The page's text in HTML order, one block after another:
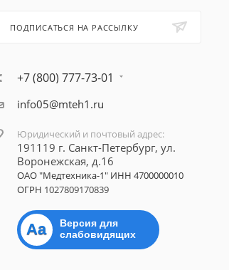
ПОДПИСАТЬСЯ НА РАССЫЛКУ
+7 (800) 777-73-01
info05@mteh1.ru
Юридический и почтовый адрес:
191119 г. Санкт-Петербург, ул.
Воронежская, д.16
ОАО "Медтехника-1" ИНН 4700000010
ОГРН 1027809170839
Aa
Версия для
слабовидящих